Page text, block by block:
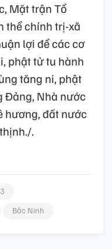
Mặt trận Tổ
thể chính trị-xã
lợi để các cơ
phật tử tu hành
tăng ni, phật
Đảng, Nhà nước
hương, đất nước
.
Bắc Ninh